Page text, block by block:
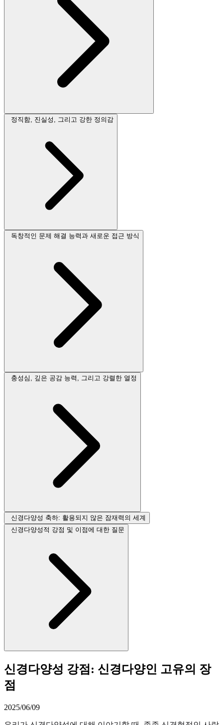
정직함, 진실성, 그리고 강한 정의감
독창적인 문제 해결 능력과 새로운 접근 방식
충성심, 깊은 공감 능력, 그리고 강렬한 열정
신경다양성 축하: 활용되지 않은 잠재력의 세계
신경다양성적 강점 및 이점에 대한 질문
신경다양성 강점: 신경다양인 고유의 장
점
2025/06/09